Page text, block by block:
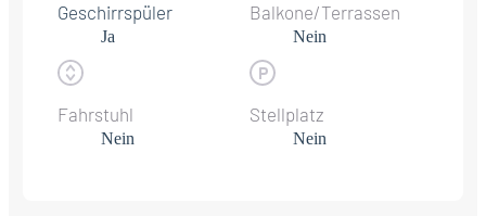
Geschirrspüler
Ja
Balkone/Terrassen
Nein
Fahrstuhl
Nein
Stellplatz
Nein